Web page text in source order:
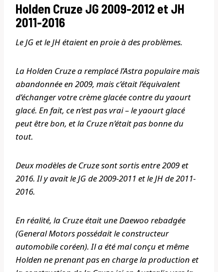
Holden Cruze JG 2009-2012 et JH
2011-2016
Le JG et le JH étaient en proie à des problèmes.
La Holden Cruze a remplacé l’Astra populaire mais
abandonnée en 2009, mais c’était l’équivalent
d’échanger votre crème glacée contre du yaourt
glacé. En fait, ce n’est pas vrai – le yaourt glacé
peut être bon, et la Cruze n’était pas bonne du
tout.
Deux modèles de Cruze sont sortis entre 2009 et
2016. Il y avait le JG de 2009-2011 et le JH de 2011-
2016.
En réalité, la Cruze était une Daewoo rebadgée
(General Motors possédait le constructeur
automobile coréen). Il a été mal conçu et même
Holden ne prenant pas en charge la production et